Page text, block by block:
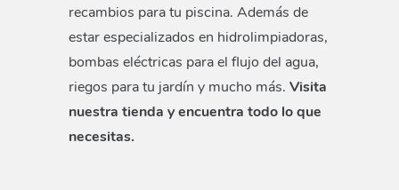
recambios para tu piscina. Además de
estar especializados en hidrolimpiadoras,
bombas eléctricas para el flujo del agua,
riegos para tu jardín y mucho más. Visita
nuestra tienda y encuentra todo lo que
necesitas.